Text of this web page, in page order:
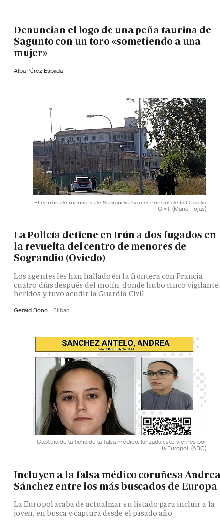
Denuncian el logo de una peña taurina de
Sagunto con un toro «sometiendo a una
mujer»
Alba Pérez Espada
El centro de menores de Sograndio bajo el control de la Guardia
Civil. (Mario Rojas)
La Policía detiene en Irún a dos fugados en
la revuelta del centro de menores de
Sograndio (Oviedo)
Los agentes les han hallado en la frontera con Francia
cuatro días después del motín, donde hubo cinco
heridos y tuvo acudir la Guardia Civil
Gerard Bono Bilbao
Captura de la ficha de la falsa médico, lanzada este viernes por
la Europol. (ABC)
Incluyen a la falsa médico coruñesa Andrea
Sánchez entre los más buscados de Europa
La Europol acaba de actualizar su listado para incluir a la
joven, en busca y captura desde el pasado año